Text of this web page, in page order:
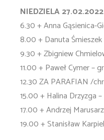
NIEDZIELA 27.02.2022
6.30 + Anna Gąsienica-
8.00 + Danuta
9.30 + Zbigniew
11.00 + Paweł Cymer –
12.30 ZA PARAFIAN /
15.00 + Halina Drzyzga
17.00 + Andrzej Marusarz
19.00 + Stanisław